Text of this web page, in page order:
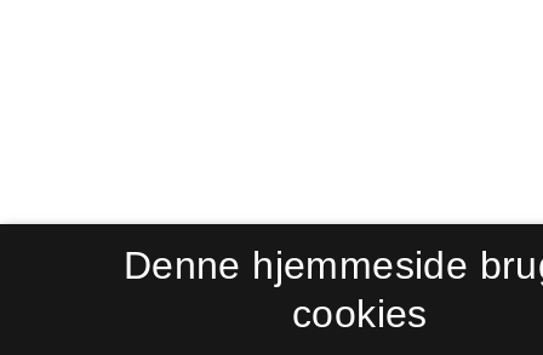
Denne hjemmeside
cookies